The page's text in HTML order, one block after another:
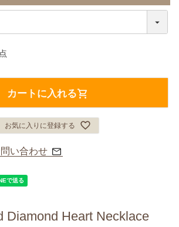
(
カートに入れる
お気に入りに登録する
い合わせ
Diamond Heart Necklace